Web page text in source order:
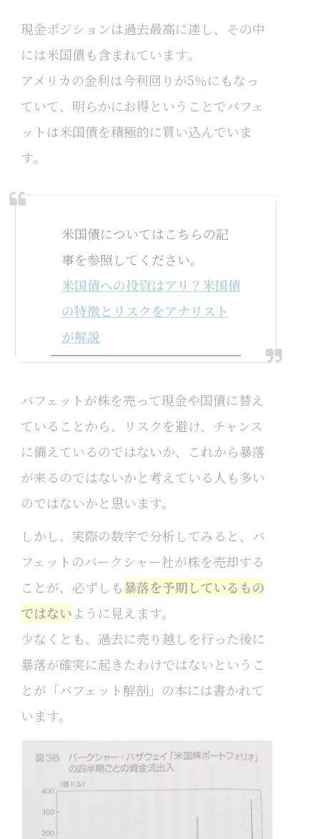
現金ポジションは過去最高に達し、その中
には米国債も含まれています。
アメリカの金利は今利回りが5％にもなっ
ていて、明らかにお得ということでバフェ
ットは米国債を積極的に買い込んでいま
す。
米国債についてはこちらの記
事を参照してください。
米国債への投資はアリ？米国債
の特徴とリスクをアナリスト
が解説
バフェットが株を売って現金や国債に替え
ていることから、リスクを避け、チャンス
に備えているのではないか、これから暴落
が来るのではないかと考えている人も多い
のではないかと思います。
しかし、実際の数字で分析してみると、バ
フェットのバークシャー社が株を売却する
ことが、必ずしも暴落を予期しているもの
ではないように見えます。
少なくとも、過去に売り越しを行った後に
暴落が確実に起きたわけではないというこ
とが「バフェット解剖」の本には書かれて
います。